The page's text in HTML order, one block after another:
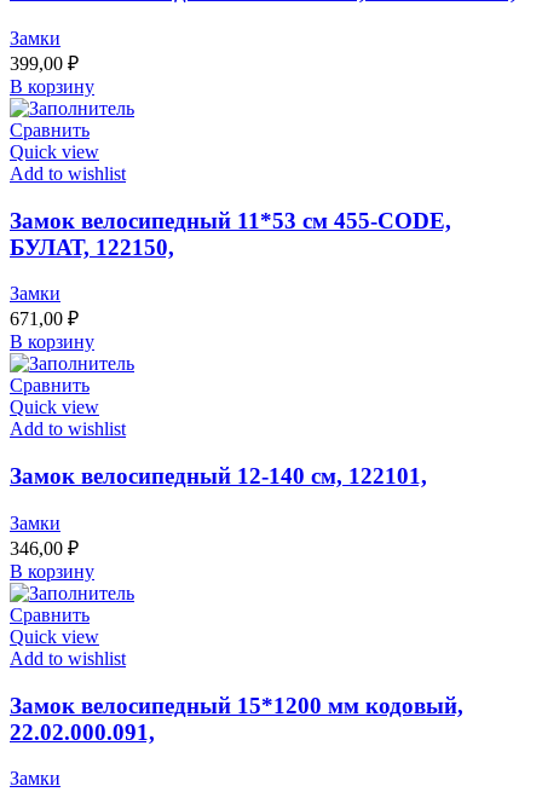
Замки
399,00 ₽
В корзину
Сравнить
Quick view
Add to wishlist
Замок велосипедный 11*53 см 455-CODE,
БУЛАТ, 122150,
Замки
671,00 ₽
В корзину
Сравнить
Quick view
Add to wishlist
Замок велосипедный 12-140 см, 122101,
Замки
346,00 ₽
В корзину
Сравнить
Quick view
Add to wishlist
Замок велосипедный 15*1200 мм кодовый,
22.02.000.091,
Замки